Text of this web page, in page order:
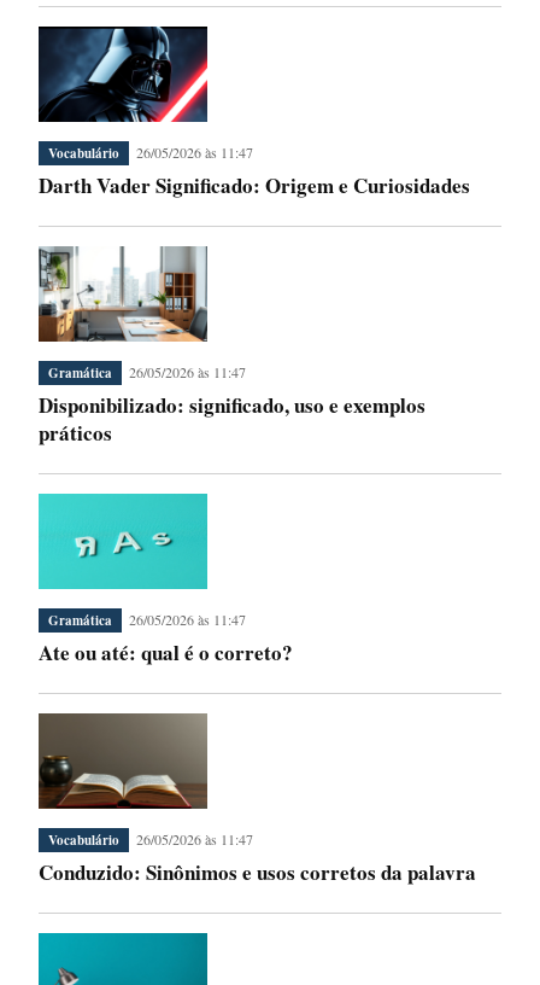
Vocabulário 26/05/2026 às 11:47
Darth Vader Significado: Origem e Curiosidades
Gramática 26/05/2026 às 11:47
Disponibilizado: significado, uso e exemplos
práticos
Gramática 26/05/2026 às 11:47
Ate ou até: qual é o correto?
Vocabulário 26/05/2026 às 11:47
Conduzido: Sinônimos e usos corretos da palavra